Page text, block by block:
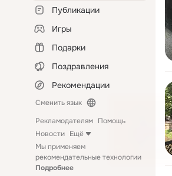
Публикации
Игры
Подарки
Поздравления
Рекомендации
Сменить язык
Рекламодателям Помощь
Новости Ещё
Мы применяем
рекомендательные технологии
Подробнее